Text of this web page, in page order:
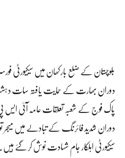
بلوچستان کے ضلع بارکھان میں سیکیورٹی
دوران بھارت کے حمایت یافتہ سات
پاک فوج کے شعبہ تعلقات عامہ آئی
دوران شدید فائرنگ کے تبادلے میں
سیکیورٹی اہلکار جام شہادت نوش کر گئے